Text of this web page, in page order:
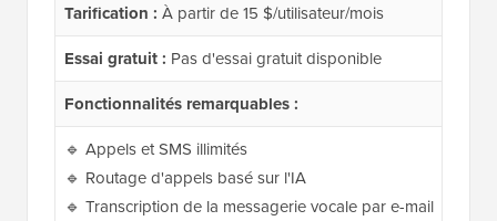
Tarification : À partir de 15 $/utilisateur/mois
Essai gratuit : Pas d'essai gratuit disponible
Fonctionnalités remarquables :
🔹 Appels et SMS illimités
🔹 Routage d'appels basé sur l'IA
🔹 Transcription de la messagerie vocale par e-mail